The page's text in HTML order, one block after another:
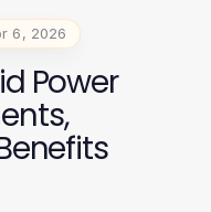
6, 2026
Power